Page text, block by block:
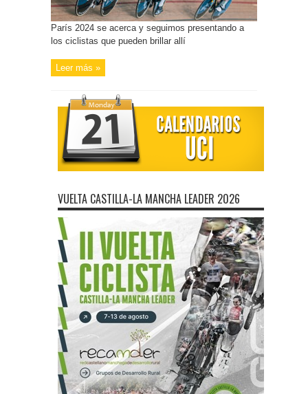
París 2024 se acerca y seguimos presentando a
los ciclistas que pueden brillar allí
Leer más »
VUELTA CASTILLA-LA MANCHA LEADER 2026